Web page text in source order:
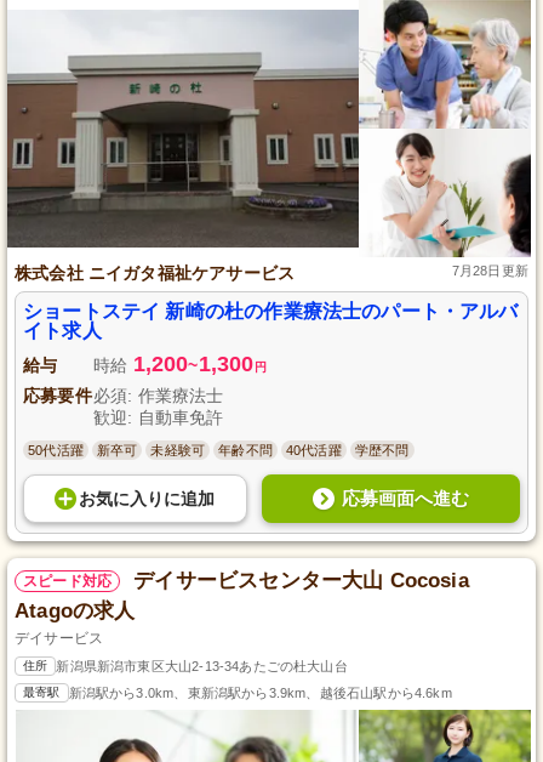
株式会社 ニイガタ福祉ケアサービス 7月28日更新
ショートステイ 新崎の杜の作業療法士のパート・アルバ
イト求人
給与 時給 1,200~1,300 円
応募要件必須: 作業療法士
歓迎: 自動車免許
50代活躍 新卒可 未経験可 年齢不問 40代活躍 学歴不問
お気に入り に追加 応募画面へ進む
スピード対応
デイサービスセンター大山 Cocosia
Atagoの求人
デイサービス
住所 新潟県新潟市東区大山2-13-34あたごの杜大山台
最寄駅 新潟駅から3.0km、東新潟駅から3.9km、越後石山駅から4.6km